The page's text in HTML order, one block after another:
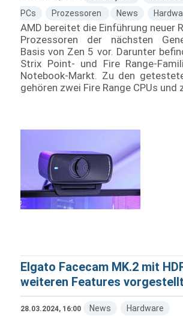
PCs
Prozessoren News
AMD bereitet die Einführung neuer
Prozessoren der nächsten
Basis von Zen 5 vor. Darunter
Strix Point- und Fire Range-
Notebook-Markt. Zu den
gehören zwei Fire Range CPUs und
Elgato Facecam MK.2 mit
weiteren Features vorgestellt
28.03.2024, 16:00 News Hardware